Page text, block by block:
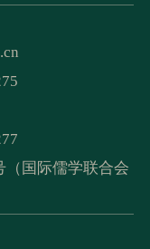
（国际儒学联合会